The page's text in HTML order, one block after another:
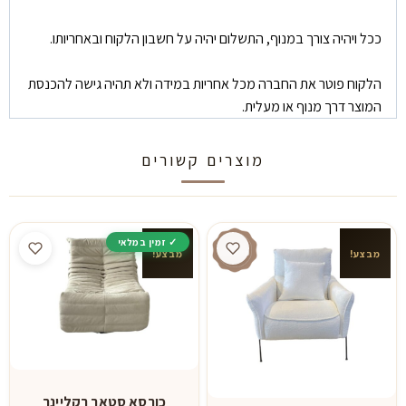
ככל ויהיה צורך במנוף, התשלום יהיה על חשבון הלקוח ובאחריותו.
הלקוח פוטר את החברה מכל אחריות במידה ולא תהיה גישה להכנסת
המוצר דרך מנוף או מעלית.
מוצרים קשורים
מבצע! מבצע!
כורסא סטאר רקליינר